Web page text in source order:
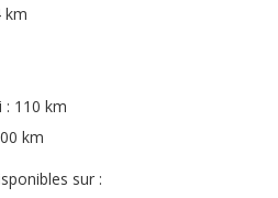
km
: 110 km
km
sur :